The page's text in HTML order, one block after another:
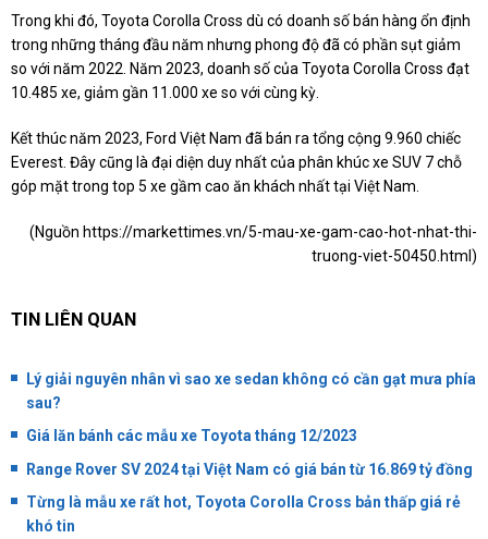
Trong khi đó, Toyota Corolla Cross dù có doanh số bán hàng ổn định
trong những tháng đầu năm nhưng phong độ đã có phần sụt giảm
so với năm 2022. Năm 2023, doanh số của Toyota Corolla Cross đạt
10.485 xe, giảm gần 11.000 xe so với cùng kỳ.
Kết thúc năm 2023, Ford Việt Nam đã bán ra tổng cộng 9.960 chiếc
Everest. Đây cũng là đại diện duy nhất của phân khúc xe SUV 7 chỗ
góp mặt trong top 5 xe gầm cao ăn khách nhất tại Việt Nam.
(Nguồn https://markettimes.vn/5-mau-xe-gam-cao-hot-nhat-thi-
truong-viet-50450.html )
TIN LIÊN QUAN
Lý giải nguyên nhân vì sao xe sedan không có cần gạt mưa phía
sau?
Giá lăn bánh các mẫu xe Toyota tháng 12/2023
Range Rover SV 2024 tại Việt Nam có giá bán từ 16.869 tỷ đồng
Từng là mẫu xe rất hot, Toyota Corolla Cross bản thấp giá rẻ
khó tin